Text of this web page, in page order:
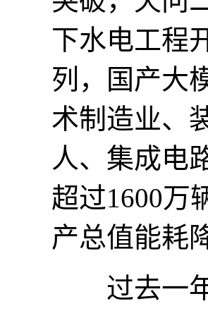
下水电工程
列，国产大
术制造业、
人、集成电
超过1600万
产总值能耗
过去一年